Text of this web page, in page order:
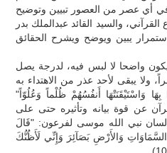
أي عصر من العصور تبيين وتوضيح
والسيد القائد عبدالملك بدر
يبين ويوضح ويشرح الحقائق
واضحا لا لبس فيه، لدرجة يصل
ولا يبقى لأحد عذر من الاهتداء به
وَاسْتَيْقَنَتْهَا أَنفُسُهُمْ ظُلْماً وَعُلُوّاً"
تحدث القرآن عن قوة بيانه وتأثيره حتى على
لسان نبي الله موسى لفرعون: "قَالَ
وَالأَرْضِ بَصَآئِرَ وَإِنِّي لَأَظُنُّكَ